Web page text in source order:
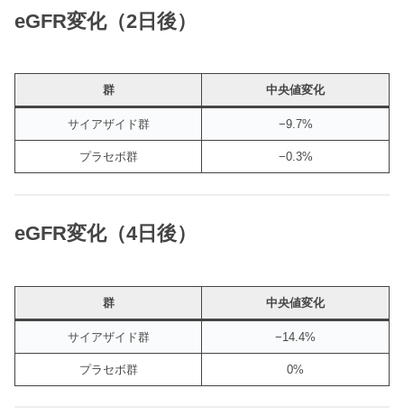
eGFR変化（2日後）
群 中央値変化
サイアザイド群 −9.7%
プラセボ群 −0.3%
eGFR変化（4日後）
群 中央値変化
サイアザイド群 −14.4%
プラセボ群 0%